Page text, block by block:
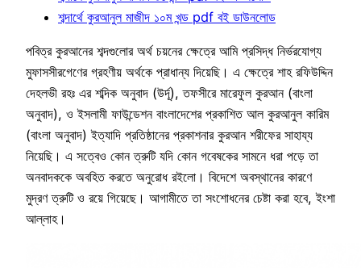
শব্দার্থে কুরআনুল মাজীদ ১০ম খন্ড pdf বই ডাউনলোড
পবিত্র কুরআনের শব্দগুলোর অর্থ চয়নের ক্ষেত্রে আমি প্রসিদ্ধ নির্ভরযোগ্য
মুফাসসীরগেণের গ্রহণীয় অর্থকে প্রাধান্য দিয়েছি। এ ক্ষেত্রে শাহ রফিউদ্দিন
দেহলভী রহঃ এর শব্দিক অনুবাদ (উর্দূ), তফসীরে মারেফুল কুরআন (বাংলা
অনুবাদ), ও ইসলামী ফাউন্ডেশন বাংলাদেশের প্রকাশিত আল কুরআনুল কারিম
(বাংলা অনুবাদ) ইত্যাদি প্রতিষ্ঠানের প্রকাশনার কুরআন শরীফের সাহায্য
নিয়েছি। এ সত্বেও কোন ত্রুটি যদি কোন গবেষকের সামনে ধরা পড়ে তা
অনবাদককে অবহিত করতে অনুরোধ রইলো। বিদেশে অবস্থানের কারণে
মুদ্রণ ত্রুটি ও রয়ে গিয়েছে। আগামীতে তা সংশোধনের চেষ্টা করা হবে, ইংশা
আল্লাহ।